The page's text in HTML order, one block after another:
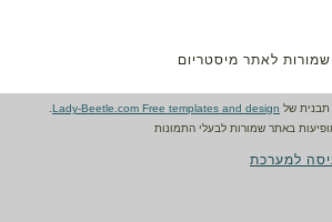
שמורות לאתר מיסטריום
של Lady-Beetle.com Free templates and design
באתר שמורות לבעלי התמונות
למערכת